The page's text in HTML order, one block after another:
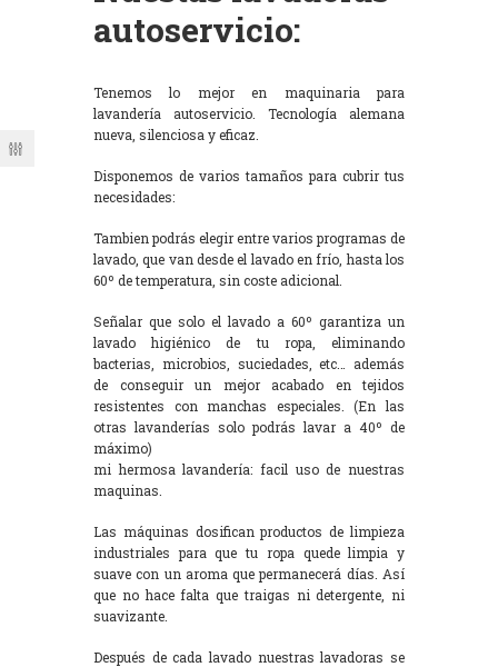
autoservicio:
Tenemos lo mejor en maquinaria para
lavandería autoservicio. Tecnología alemana
nueva, silenciosa y eficaz.
Disponemos de varios tamaños para cubrir tus
necesidades:
Tambien podrás elegir entre varios programas de
lavado, que van desde el lavado en frío, hasta los
60º de temperatura, sin coste adicional.
Señalar que solo el lavado a 60º garantiza un
lavado higiénico de tu ropa, eliminando
bacterias, microbios, suciedades, etc… además
de conseguir un mejor acabado en tejidos
resistentes con manchas especiales. (En las
otras lavanderías solo podrás lavar a 40º de
máximo)
mi hermosa lavandería: facil uso de nuestras
maquinas.
Las máquinas dosifican productos de limpieza
industriales para que tu ropa quede limpia y
suave con un aroma que permanecerá días. Así
que no hace falta que traigas ni detergente, ni
suavizante.
Después de cada lavado nuestras lavadoras se